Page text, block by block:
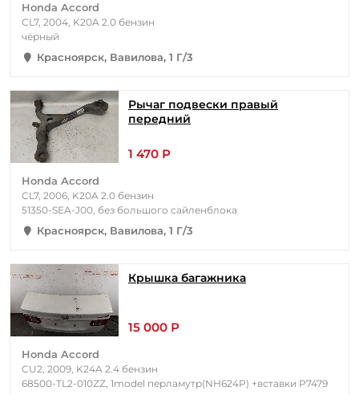
Honda Accord
CL7, 2004, K20A 2.0 бензин
чёрный
Красноярск, Вавилова, 1 Г/3
Рычаг подвески правый
передний
1 470 Р
Honda Accord
CL7, 2006, K20A 2.0 бензин
51350-SEA-J00, без большого сайленблока
Красноярск, Вавилова, 1 Г/3
Крышка багажника
15 000 Р
Honda Accord
CU2, 2009, K24A 2.4 бензин
68500-TL2-010ZZ, 1model перламутр(NH624P) +вставки P7479